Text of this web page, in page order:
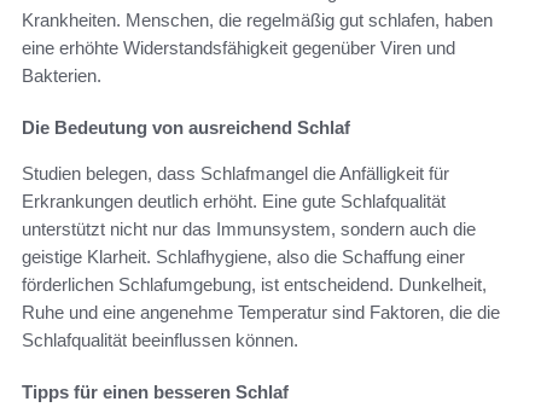
Krankheiten. Menschen, die regelmäßig gut schlafen, haben
eine erhöhte Widerstandsfähigkeit gegenüber Viren und
Bakterien.
Die Bedeutung von ausreichend Schlaf
Studien belegen, dass Schlafmangel die Anfälligkeit für
Erkrankungen deutlich erhöht. Eine gute Schlafqualität
unterstützt nicht nur das Immunsystem, sondern auch die
geistige Klarheit. Schlafhygiene, also die Schaffung einer
förderlichen Schlafumgebung, ist entscheidend. Dunkelheit,
Ruhe und eine angenehme Temperatur sind Faktoren, die die
Schlafqualität beeinflussen können.
Tipps für einen besseren Schlaf